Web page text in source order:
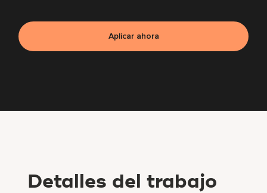
Aplicar ahora
Detalles del trabajo